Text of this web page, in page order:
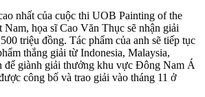
nhất của cuộc thi UOB Painting of the
Nam, họa sĩ Cao Văn Thục sẽ nhận giải
triệu đồng. Tác phẩm của anh sẽ tiếp tục
thắng giải từ Indonesia, Malaysia,
để giành giải thưởng khu vực Đông Nam Á
công bố và trao giải vào tháng 11 ở